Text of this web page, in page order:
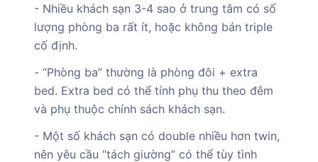
- Nhiều khách sạn 3-4 sao ở trung tâm có số
lượng phòng ba rất ít, hoặc không bán triple
cố định.
- “Phòng ba” thường là phòng đôi + extra
bed. Extra bed có thể tính phụ thu theo đêm
và phụ thuộc chính sách khách sạn.
- Một số khách sạn có double nhiều hơn twin,
nên yêu cầu “tách giường” có thể tùy tình